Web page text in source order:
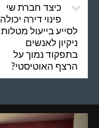
כיצד חברת שי
פינוי דירה יכולה
לסייע בייעול מטלות
ניקיון לאנשים
בתפקוד נמוך על
הרצף האוטיסטי?